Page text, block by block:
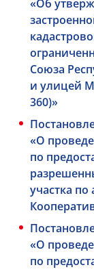
«Об
Союза
и улицей
360)»
«О
по
участка по
«О
по